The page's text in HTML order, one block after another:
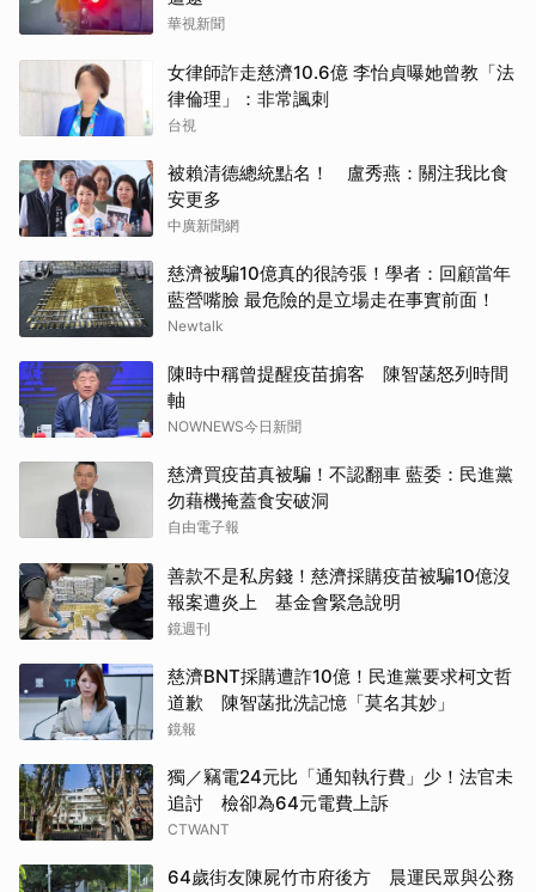
華視新聞
女律師詐走慈濟10.6億 李怡貞曝她曾教「法
律倫理」：非常諷刺
台視
被賴清德總統點名！ 盧秀燕：關注我比食
安更多
中廣新聞網
慈濟被騙10億真的很誇張！學者：回顧當年
藍營嘴臉 最危險的是立場走在事實前面！
Newtalk
陳時中稱曾提醒疫苗掮客 陳智菡怒列時間
軸
NOWNEWS今日新聞
慈濟買疫苗真被騙！不認翻車 藍委：民進黨
勿藉機掩蓋食安破洞
自由電子報
善款不是私房錢！慈濟採購疫苗被騙10億沒
報案遭炎上 基金會緊急說明
鏡週刊
慈濟BNT採購遭詐10億！民進黨要求柯文哲
道歉 陳智菡批洗記憶「莫名其妙」
鏡報
獨／竊電24元比「通知執行費」少！法官未
追討 檢卻為64元電費上訴
CTWANT
64歲街友陳屍竹市府後方 晨運民眾與公務